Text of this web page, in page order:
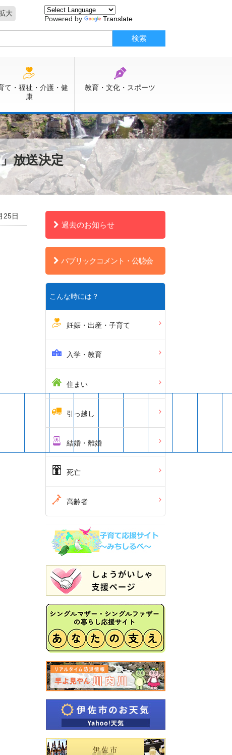
大
Powered by Translate
て・福祉・介護・健
康
教育・文化・スポーツ
放送決定
25日
過去のお知らせ
パブリックコメント・公聴会
こんな時には？
妊娠・出産・子育て
入学・教育
住まい
引っ越し
結婚・離婚
死亡
高齢者